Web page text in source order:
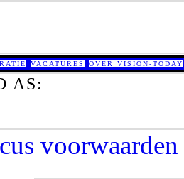
VACATURES OVER VISION-TODAY
AS:
voorwaarden